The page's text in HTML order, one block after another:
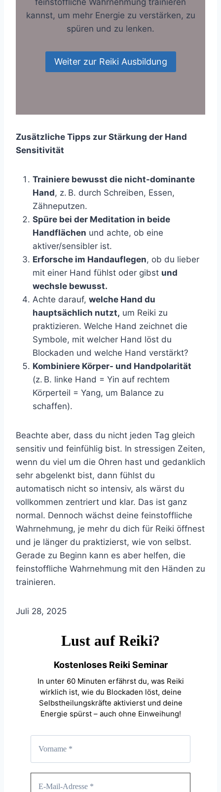
kannst, um mehr Energie zu verstärken, zu
spüren und zu lenken.
Weiter zur Reiki Ausbildung
Zusätzliche Tipps zur Stärkung der Hand
Sensitivität
Trainiere bewusst die nicht-dominante
Hand, z. B. durch Schreiben, Essen,
Zähneputzen.
Spüre bei der Meditation in beide
Handflächen und achte, ob eine
aktiver/sensibler ist.
Erforsche im Handauflegen, ob du lieber
mit einer Hand fühlst oder gibst und
wechsle bewusst.
Achte darauf, welche Hand du
hauptsächlich nutzt, um Reiki zu
praktizieren. Welche Hand zeichnet die
Symbole, mit welcher Hand löst du
Blockaden und welche Hand verstärkt?
Kombiniere Körper- und Handpolarität
(z. B. linke Hand = Yin auf rechtem
Körperteil = Yang, um Balance zu
schaffen).
Beachte aber, dass du nicht jeden Tag gleich
sensitiv und feinfühlig bist. In stressigen Zeiten,
wenn du viel um die Ohren hast und gedanklich
sehr abgelenkt bist, dann fühlst du
automatisch nicht so intensiv, als wärst du
vollkommen zentriert und klar. Das ist ganz
normal. Dennoch wächst deine feinstoffliche
Wahrnehmung, je mehr du dich für Reiki öffnest
und je länger du praktizierst, wie von selbst.
Gerade zu Beginn kann es aber helfen, die
feinstoffliche Wahrnehmung mit den Händen zu
trainieren.
Juli 28, 2025
Lust auf Reiki?
Kostenloses Reiki Seminar
In unter 60 Minuten erfährst du, was Reiki
wirklich ist, wie du Blockaden löst, deine
Selbstheilungskräfte aktivierst und deine
Energie spürst – auch ohne Einweihung!